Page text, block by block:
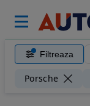
Filtreaza
Porsche